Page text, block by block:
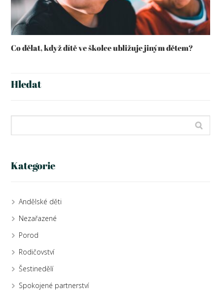
Co dělat, když dítě ve školce ubližuje jiným dětem?
Hledat
Kategorie
Andělské děti
Nezařazené
Porod
Rodičovství
Šestinedělí
Spokojené partnerství